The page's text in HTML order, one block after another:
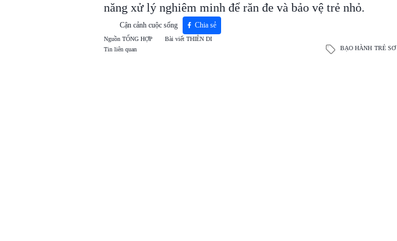
năng xử lý nghiêm minh để răn đe và bảo vệ trẻ nhỏ.
Cận cảnh cuộc sống Chia sẻ
Nguồn TỔNG HỢP Bài viết THIÊN DI
Tin liên quan
BẠO HÀNH TRẺ